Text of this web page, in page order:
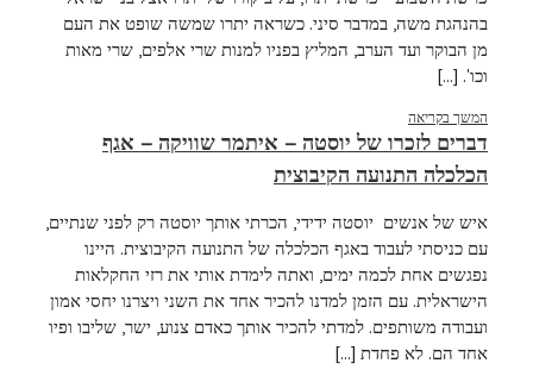
בהנהגת משה, במדבר סיני. כשראה יתרו שמשה שופט את העם
מן הבוקר ועד הערב, המליץ בפניו למנות שרי אלפים, שרי מאות
וכו'. [...]
המשך בקריאה
דברים לזכרו של יוסטה – איתמר שוויקה – אגף
הכלכלה התנועה הקיבוצית
איש של אנשים יוסטה ידידי, הכרתי אותך יוסטה רק לפני שנתיים,
עם כניסתי לעבוד באגף הכלכלה של התנועה הקיבוצית. היינו
נפגשים אחת לכמה ימים, ואתה לימדת אותי את רזי החקלאות
הישראלית. עם הזמן למדנו להכיר אחד את השני ויצרנו יחסי אמון
ועבודה משותפים. למדתי להכיר אותך כאדם צנוע, ישר, שליבו ופיו
אחד הם. לא פחדת [...]